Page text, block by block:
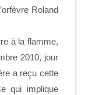
Roland
à la flamme,
2010, jour
a reçu cette
qui implique